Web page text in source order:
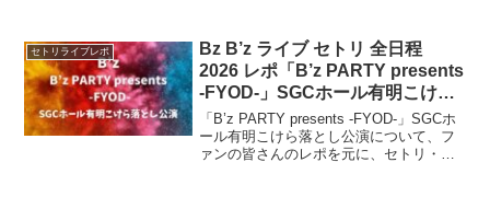
2025」 を発表。
セトリライブレポ
Bz B’z ライブ セトリ 全日程
2026 レポ「B’z PARTY presents
-FYOD-」SGCホール有明こけら
落とし公演
「B’z PARTY presents -FYOD-」SGCホ
ール有明こけら落とし公演について、フ
ァンの皆さんのレポを元に、セトリ・ラ